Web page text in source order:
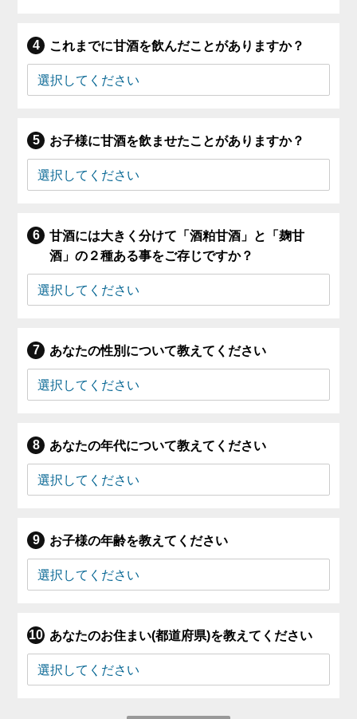
これまでに甘酒を飲んだことがありますか？
お子様に甘酒を飲ませたことがありますか？
甘酒には大きく分けて「酒粕甘酒」と「麹甘
酒」の２種ある事をご存じですか？
あなたの性別について教えてください
あなたの年代について教えてください
お子様の年齢を教えてください
あなたのお住まい(都道府県)を教えてください